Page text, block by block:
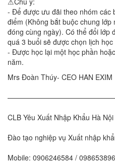
- Để được ưu đãi theo nhóm các
điểm (Không bắt buộc chung
đóng cùng ngày). Có thể đổi lớp
quá 3 buổi sẽ được chọn lịch
- Được học lại một học phần
năm.
Mrs Đoàn Thúy- CEO HAN EXIM
CLB Yêu Xuất Nhập Khẩu Hà
Đào tạo nghiệp vụ Xuất nhập
Mobile: 0906246584 /